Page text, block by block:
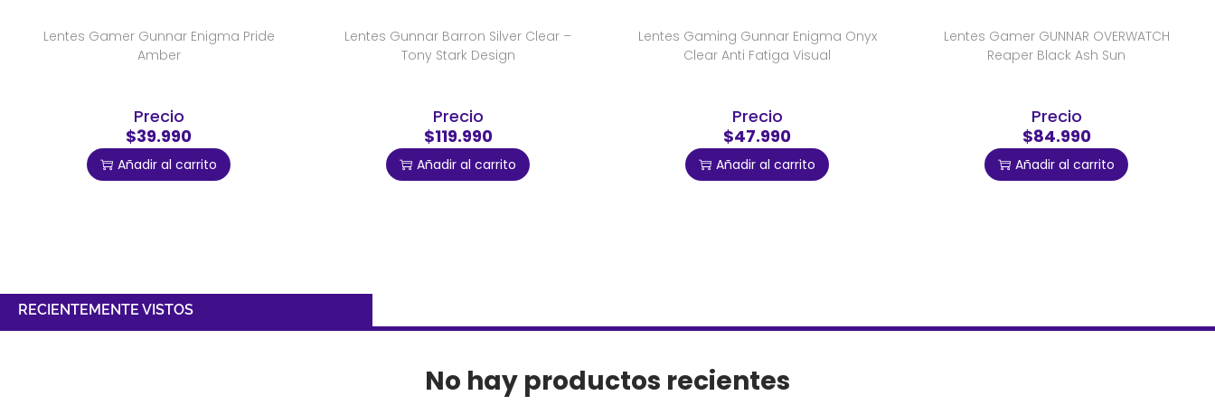
Lentes Gamer Gunnar Enigma Pride
Amber
Precio
$39.990
Añadir al carrito
Lentes Gunnar Barron Silver Clear –
Tony Stark Design
Precio
$119.990
Añadir al carrito
Lentes Gaming Gunnar Enigma Onyx
Clear Anti Fatiga Visual
Precio
$47.990
Añadir al carrito
Lentes Gamer GUNNAR OVERWATCH
Reaper Black Ash Sun
Precio
$84.990
Añadir al carrito
RECIENTEMENTE VISTOS
No hay productos recientes